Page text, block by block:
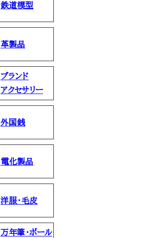
鉄道模型
革製品
ブランド
アクセサリー
外国銭
電化製品
洋服・毛皮
万年筆・ボール